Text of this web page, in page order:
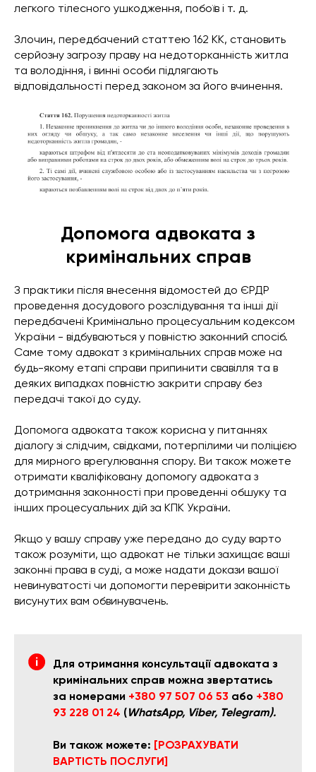
легкого тілесного ушкодження, побоїв і т. д.
Злочин, передбачений статтею 162 КК, становить
серйозну загрозу праву на недоторканність житла
та володіння, і винні особи підлягають
відповідальності перед законом за його вчинення.
Допомога адвоката з
кримінальних справ
З практики після внесення відомостей до ЄРДР
проведення досудового розслідування та інші дії
передбачені Кримінально процесуальним кодексом
України - відбуваються у повністю законний спосіб.
Саме тому адвокат з кримінальних справ може на
будь-якому етапі справи припинити свавілля та в
деяких випадках повністю закрити справу без
передачі такої до суду.
Допомога адвоката також корисна у питаннях
діалогу зі слідчим, свідками, потерпілими чи поліцією
для мирного врегулювання спору. Ви також можете
отримати кваліфіковану допомогу адвоката з
дотримання законності при проведенні обшуку та
інших процесуальних дій за КПК України.
Якщо у вашу справу уже передано до суду варто
також розуміти, що адвокат не тільки захищає ваші
законні права в суді, а може надати докази вашої
невинуватості чи допомогти перевірити законність
висунутих вам обвинувачень.
Для отримання консультації адвоката з
кримінальних справ можна звертатись
за номерами +380 97 507 06 53 або +380
93 228 01 24 (WhatsApp, Viber, Telegram).
Ви також можете: [РОЗРАХУВАТИ
ВАРТІСТЬ ПОСЛУГИ]